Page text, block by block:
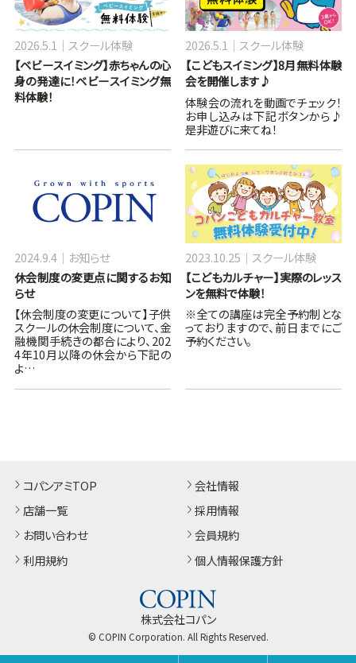
【ベビースイミング】赤ちゃんの心
身の発達に！ベビースイミング無
料体験！
2026.5.1
スクール体験
【こどもスイミング】8月無料体験
会を開催します♪
2026.5.1 スクール体験
体験会の流れを動画でチェック！
お申し込みは下記ボタンから♪
是非遊びに来てね！
休会制度の変更点に関するお知
らせ
2024.9.4 お知らせ
【休会制度の変更について】子供
スクールの休会制度について、金
融機関手続きの都合により、202
4年10月以降の休会から下記の
よ…
【こどもカルチャー】実際のレッス
ンを無料で体験！
2023.10.25 スクール体験
※全ての講座は完全予約制とな
っておりますので、前日までにご
予約ください。
コパンアミTOP
店舗一覧
お問い合わせ
利用規約
会社情報
採用情報
会員規約
個人情報保護方針
株式会社コパン
© COPIN Corporation. All Rights Reserved.